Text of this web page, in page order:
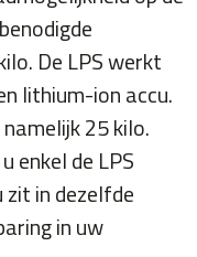
De LPS werkt
lithium-ion accu.
25 kilo.
enkel de LPS
in dezelfde
in uw